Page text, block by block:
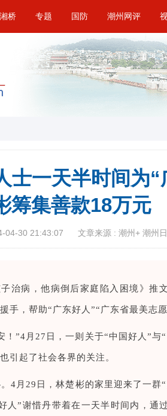
湘桥 专题 国防 潮州网评
士一天半时间为
筹集善款18万元
04-30 21:43:07 文章来源 : 潮州+ 潮州
治病，他病倒后家庭陷入困境》推
手，帮助“广东好人”“广东省最美志愿
！”4月27日，一则关于“中国好人”与
引起了社会各界的关注。
4月29日，林楚彬的家里迎来了一群
人”谢惜丹带着在一天半时间内，通